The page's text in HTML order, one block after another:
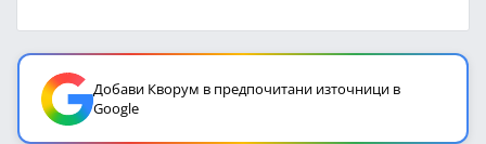
Добави Кворум в предпочитани източници в
Google